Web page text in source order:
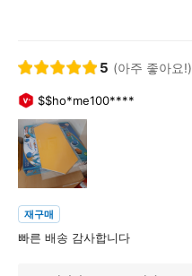
5 (아주 좋아요!)
$$ho*me100****
재구매
빠른 배송 감사합니다